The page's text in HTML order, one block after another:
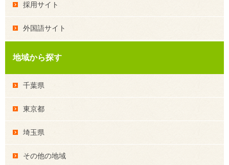
採用サイト
外国語サイト
地域から探す
千葉県
東京都
埼玉県
その他の地域